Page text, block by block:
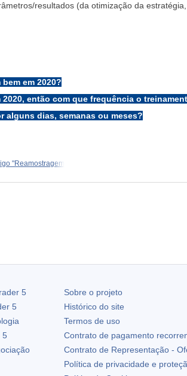
resultados (da otimização da
em 2020?
então com que frequência o
alguns dias, semanas ou meses?
"Reamostragem
5
5
5
Sobre o projeto
Histórico do site
Termos de uso
Contrato de pagamento
Contrato de Representação -
Política de privacidade e